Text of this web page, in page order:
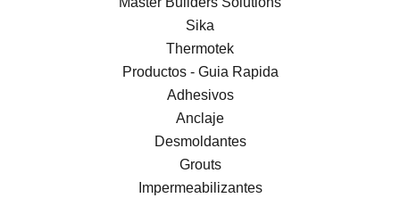
Sika
Thermotek
Productos - Guia Rapida
Adhesivos
Anclaje
Desmoldantes
Grouts
Impermeabilizantes